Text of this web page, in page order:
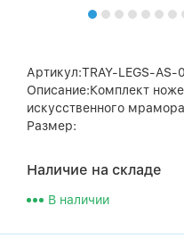
Артикул:TRAY-LEGS-AS-
Описание:Комплект
искусственного
Размер:
Наличие на складе
В наличии